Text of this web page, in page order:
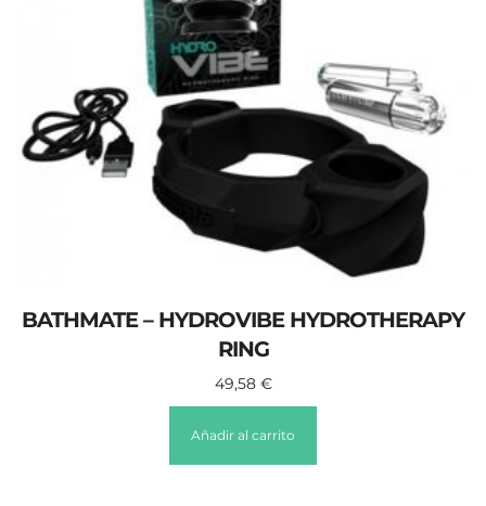
BATHMATE – HYDROVIBE HYDROTHERAPY
RING
49,58 €
Añadir al carrito